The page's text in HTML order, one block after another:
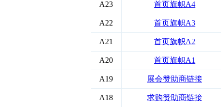
A23 首页旗帜A4
A22 首页旗帜A3
A21 首页旗帜A2
A20 首页旗帜A1
A19 展会赞助商链接
A18
求购赞助商链接